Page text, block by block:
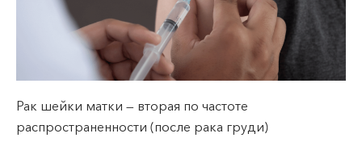
Клайпеда
ул. Dragūnų 2
Часы работы:
I-V 08:00 - 20:00
VI, VII --
Рак шейки матки — вторая по частоте
распространенности (после рака груди)